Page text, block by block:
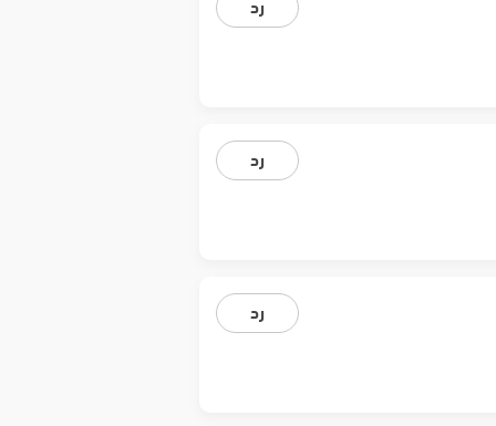
رد
رد
رد